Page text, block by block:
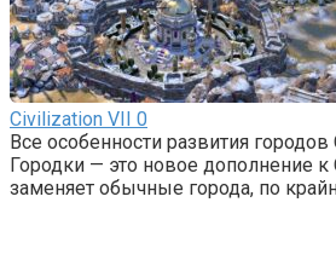
Civilization VII 0
Все особенности развития
Городки — это новое дополнение к
заменяет обычные города, по